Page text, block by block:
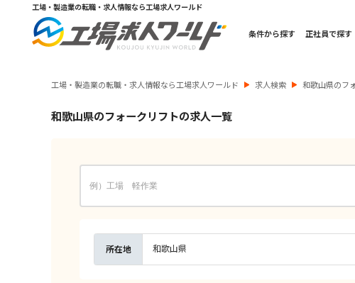
工場・製造業の転職・求人情報なら工場求人ワールド
条件から探す 正社員で探す
工場・製造業の転職・求人情報なら工場求人ワールド 求人検索 和歌山県のフ
和歌山県のフォークリフトの求人一覧
所在地 和歌山県